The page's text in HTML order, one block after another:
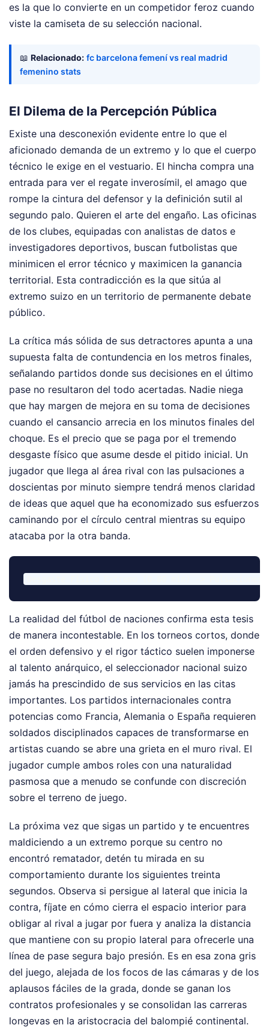
es la que lo convierte en un competidor feroz cuando
viste la camiseta de su selección nacional.
📖 Relacionado: fc barcelona femení vs real madrid
femenino stats
El Dilema de la Percepción Pública
Existe una desconexión evidente entre lo que el
aficionado demanda de un extremo y lo que el cuerpo
técnico le exige en el vestuario. El hincha compra una
entrada para ver el regate inverosímil, el amago que
rompe la cintura del defensor y la definición sutil al
segundo palo. Quieren el arte del engaño. Las oficinas
de los clubes, equipadas con analistas de datos e
investigadores deportivos, buscan futbolistas que
minimicen el error técnico y maximicen la ganancia
territorial. Esta contradicción es la que sitúa al
extremo suizo en un territorio de permanente debate
público.
La crítica más sólida de sus detractores apunta a una
supuesta falta de contundencia en los metros finales,
señalando partidos donde sus decisiones en el último
pase no resultaron del todo acertadas. Nadie niega
que hay margen de mejora en su toma de decisiones
cuando el cansancio arrecia en los minutos finales del
choque. Es el precio que se paga por el tremendo
desgaste físico que asume desde el pitido inicial. Un
jugador que llega al área rival con las pulsaciones a
doscientas por minuto siempre tendrá menos claridad
de ideas que aquel que ha economizado sus esfuerzos
caminando por el círculo central mientras su equipo
atacaba por la otra banda.
La realidad del fútbol de naciones confirma esta tesis
de manera incontestable. En los torneos cortos, donde
el orden defensivo y el rigor táctico suelen imponerse
al talento anárquico, el seleccionador nacional suizo
jamás ha prescindido de sus servicios en las citas
importantes. Los partidos internacionales contra
potencias como Francia, Alemania o España requieren
soldados disciplinados capaces de transformarse en
artistas cuando se abre una grieta en el muro rival. El
jugador cumple ambos roles con una naturalidad
pasmosa que a menudo se confunde con discreción
sobre el terreno de juego.
La próxima vez que sigas un partido y te encuentres
maldiciendo a un extremo porque su centro no
encontró rematador, detén tu mirada en su
comportamiento durante los siguientes treinta
segundos. Observa si persigue al lateral que inicia la
contra, fíjate en cómo cierra el espacio interior para
obligar al rival a jugar por fuera y analiza la distancia
que mantiene con su propio lateral para ofrecerle una
línea de pase segura bajo presión. Es en esa zona gris
del juego, alejada de los focos de las cámaras y de los
aplausos fáciles de la grada, donde se ganan los
contratos profesionales y se consolidan las carreras
longevas en la aristocracia del balompié continental.